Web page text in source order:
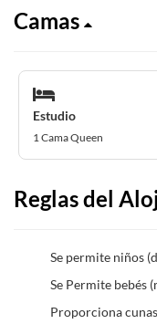
Camas
Estudio
1 Cama Queen
Reglas del
Se permite niños
Se Permite bebés
Proporciona cunas